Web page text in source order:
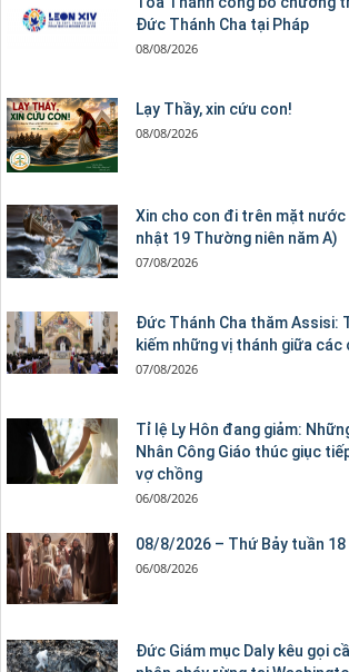
Đức Thánh Cha tại Pháp
08/08/2026
Lạy Thầy, xin cứu con!
08/08/2026
Xin cho con đi trên mặt nước
nhật 19 Thường niên năm A)
07/08/2026
Đức Thánh Cha thăm Assisi:
kiếm những vị thánh giữa các
07/08/2026
Tỉ lệ Ly Hôn đang giảm:
Nhân Công Giáo thúc giục
vợ chồng
06/08/2026
08/8/2026 – Thứ Bảy tuần
06/08/2026
Đức Giám mục Daly kêu gọi